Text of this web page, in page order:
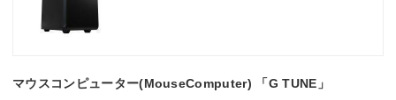
マウスコンピューター(MouseComputer) 「G TUNE」